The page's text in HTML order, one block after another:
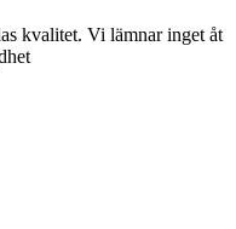
kvalitet. Vi lämnar inget åt